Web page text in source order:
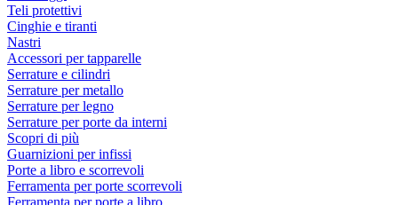
Teli protettivi
Cinghie e tiranti
Nastri
Accessori per tapparelle
Serrature e cilindri
Serrature per metallo
Serrature per legno
Serrature per porte da interni
Scopri di più
Guarnizioni per infissi
Porte a libro e scorrevoli
Ferramenta per porte scorrevoli
Ferramenta per porte a libro